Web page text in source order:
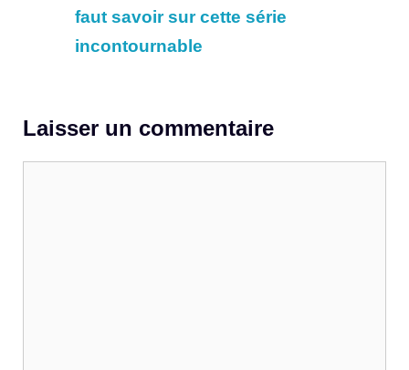
faut savoir sur cette série
incontournable
Laisser un commentaire